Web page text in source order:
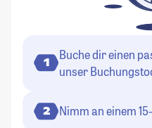
1
Buche dir einen
unser
2 Nimm an einem